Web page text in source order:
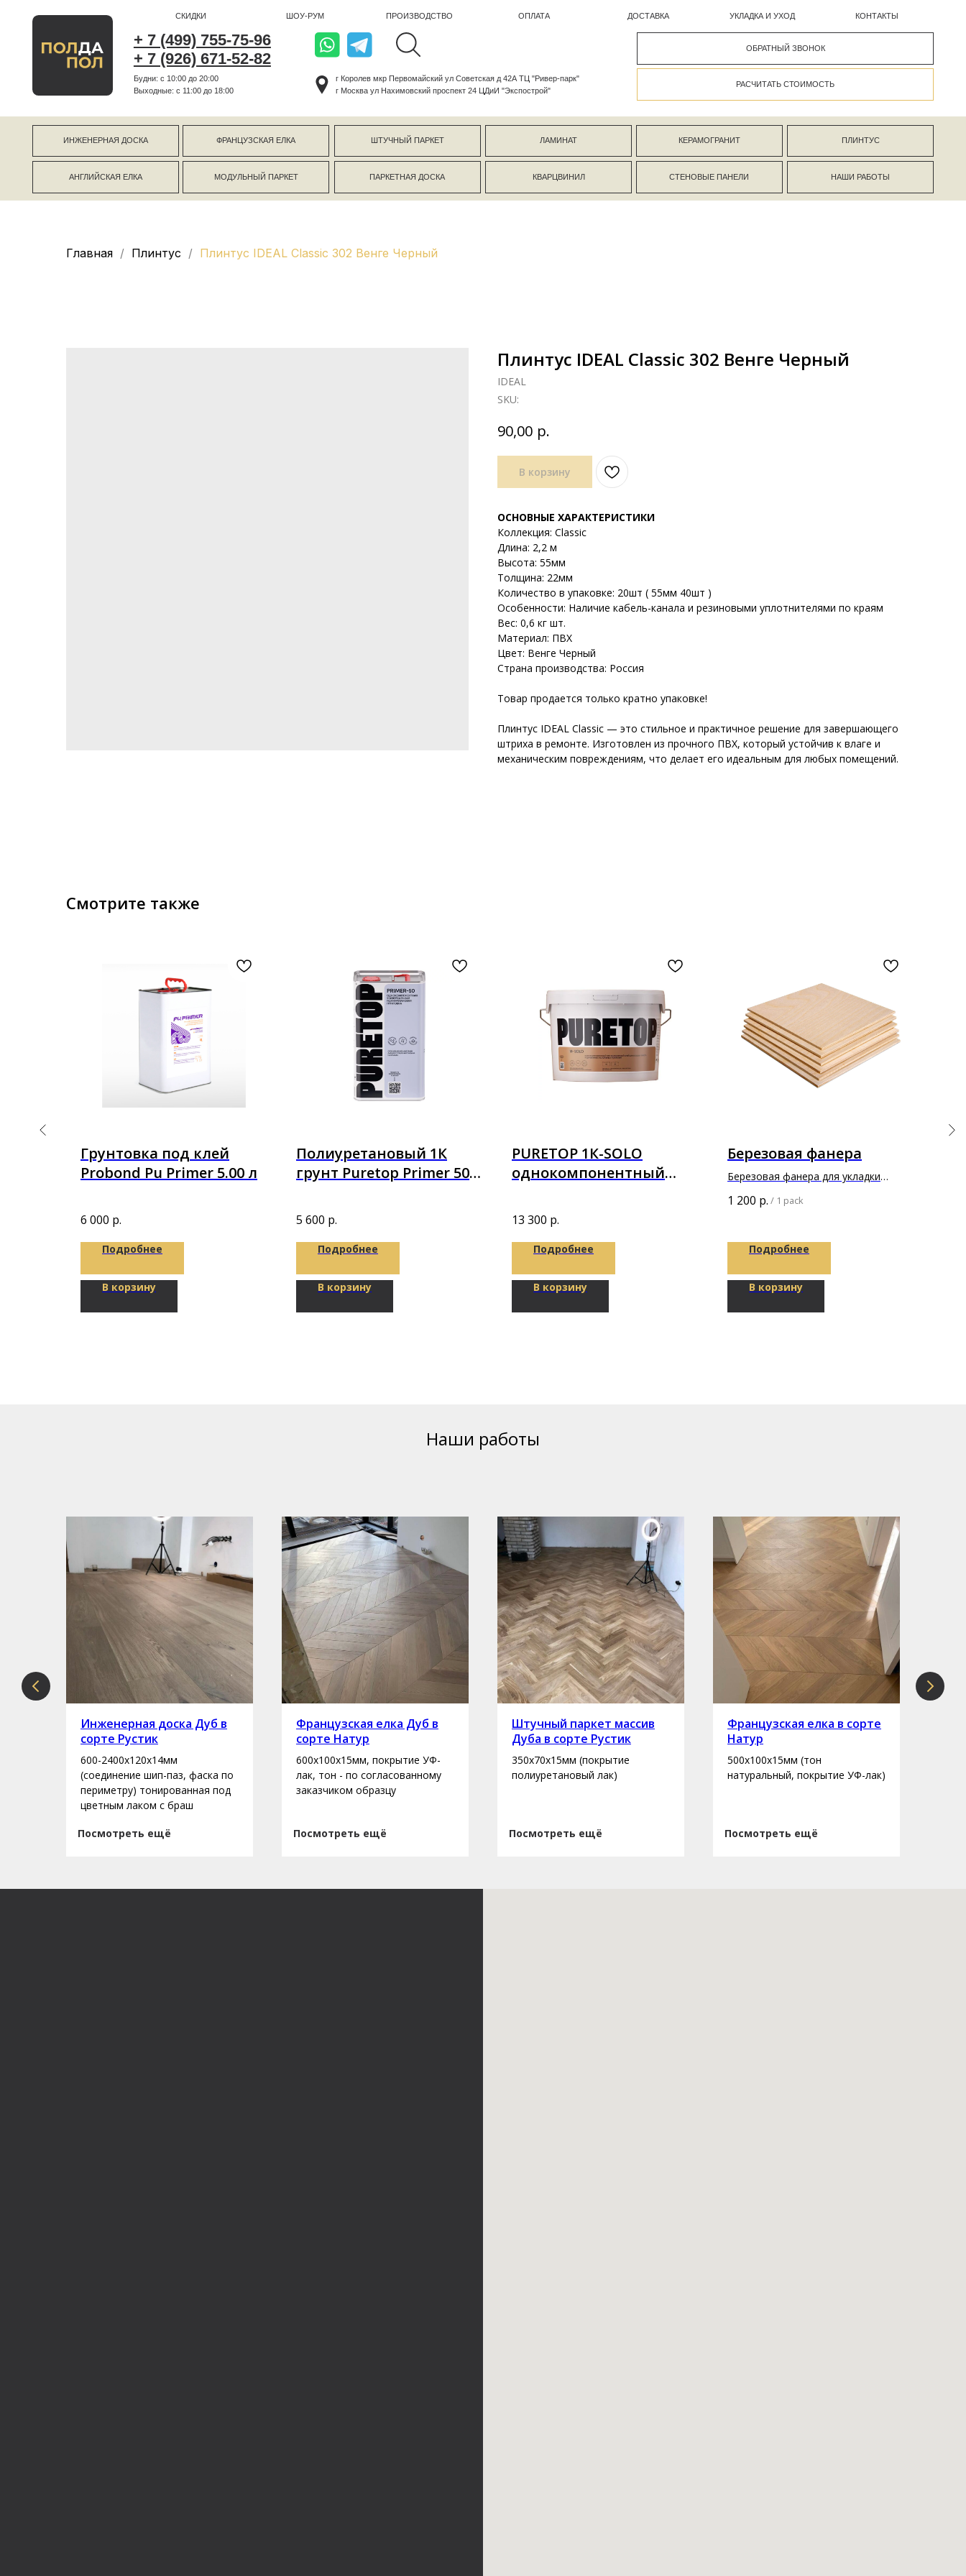
+ 7 (499) 755-75-96
+ 7 (926) 671-52-82
СКИДКИ ШОУ-РУМ ПРОИЗВОДСТВО КОНТАКТЫ
УКЛАДКА И УХОД
Будни: с 10:00 до 20:00
Выходные: c 11:00 до 18:00
г Москва ул Нахимовский проспект 24 ЦДиИ "Экспострой"
ИНЖЕНЕРНАЯ ДОСКА
АНГЛИЙСКАЯ ЕЛКА
ФРАНЦУЗСКАЯ ЕЛКА
ПАРКЕТНАЯ ДОСКА
МОДУЛЬНЫЙ ПАРКЕТ
ШТУЧНЫЙ ПАРКЕТ
КВАРЦВИНИЛ
КЕРАМОГРАНИТ
СТЕНОВЫЕ ПАНЕЛИ
ЛАМИНАТ
НАШИ РАБОТЫ
ПЛИНТУС
Главная Плинтус Плинтус IDEAL Classic 302 Венге Черный
Плинтус IDEAL Classic 302 Венге Черный
IDEAL
SKU:
90,00 р.
В корзину
ОСНОВНЫЕ ХАРАКТЕРИСТИКИ
Коллекция: Classic
Длина: 2,2 м
Высота: 55мм
Толщина: 22мм
Количество в упаковке: 20шт ( 55мм 40шт )
Особенности: Наличие кабель-канала и резиновыми уплотнителями по краям
Вес: 0,6 кг шт.
Материал: ПВХ
Цвет: Венге Черный
Страна производства: Россия
Товар продается только кратно упаковке!
Плинтус IDEAL Classic — это стильное и практичное решение для завершающего
штриха в ремонте. Изготовлен из прочного ПВХ, который устойчив к влаге и
механическим повреждениям, что делает его идеальным для любых помещений.
Смотрите также
Грунтовка под клей
Probond Pu Primer 5.00 л
6 000 р.
Подробнее
В корзину
Полиуретановый 1К
грунт Puretop Primer 50
5 600 р.
Подробнее
В корзину
PURETOP 1К-SOLO
однокомпонентный
14кг
13 300 р.
Подробнее
В корзину
Березовая фанера
Березовая фанера для укладки
1 200 р. / 1 pack
Подробнее
В корзину
Наши работы
Инженерная доска Дуб в
сорте Рустик
600-2400х120х14мм
(соединение шип-паз, фаска по
периметру) тонированная под
цветным лаком с браш
Посмотреть ещё
Французская елка Дуб в
сорте Натур
600х100х15мм, покрытие УФ-
лак, тон - по согласованному
заказчиком образцу
Посмотреть ещё
Штучный паркет массив
Дуба в сорте Рустик
350х70х15мм (покрытие
полиуретановый лак)
Посмотреть ещё
Французская елка в сорте
Натур
500х100х15мм (тон
натуральный, покрытие УФ-лак)
Посмотреть ещё